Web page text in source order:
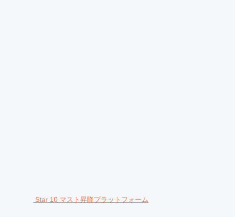
Star 10 マスト昇降プラットフォーム